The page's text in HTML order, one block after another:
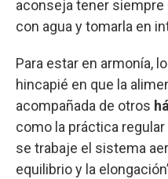
aconseja tener siempre
con agua y tomarla en
Para estar en armonía,
hincapié en que la
acompañada de otros
como la práctica
se trabaje el sistema
equilibrio y la